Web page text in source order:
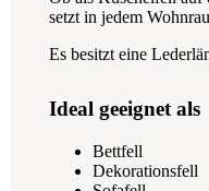
setzt in jedem
Es besitzt eine
Ideal geeignet als
Bettfell
Dekorationsfell